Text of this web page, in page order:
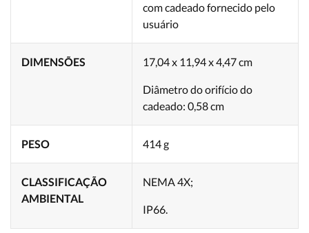
com cadeado fornecido pelo
usuário
DIMENSÕES 17,04 x 11,94 x 4,47 cm
Diâmetro do orifício do
cadeado: 0,58 cm
PESO 414 g
CLASSIFICAÇÃO
AMBIENTAL
NEMA 4X;
IP66.